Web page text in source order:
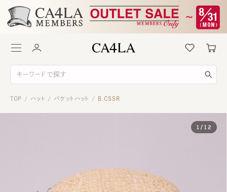
TOP / ハット / バケットハット / B.CSSR
1 / 12